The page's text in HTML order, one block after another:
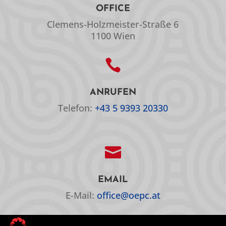
OFFICE
Clemens-Holzmeister-Straße 6
1100 Wien

ANRUFEN
Telefon: +43 5 9393 20330

EMAIL
E-Mail: office@oepc.at